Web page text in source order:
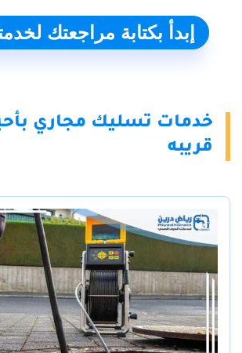
إبدأ بكتابة مراجعتك
خدمات تسليك مجاري
قريبه